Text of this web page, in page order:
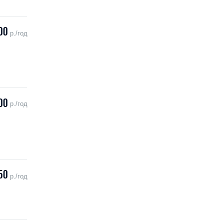
р./год
р./год
р./год